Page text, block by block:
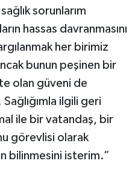
sorunlarım
hassas davranmasını
her birimiz
bunun peşinen bir
olan güveni de
ilgili geri
ile bir vatandaş, bir
görevlisi olarak
bilinmesini isterim.”